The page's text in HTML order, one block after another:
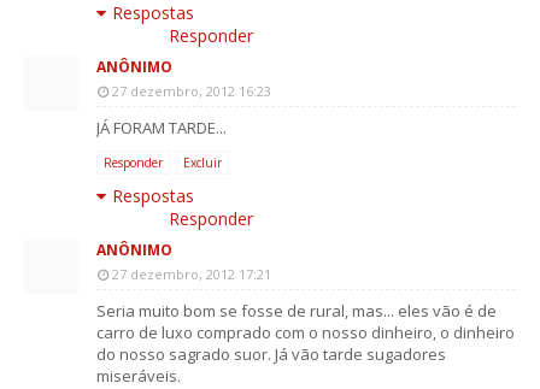
Respostas
Responder
ANÔNIMO
27 dezembro, 2012 16:23
JÁ FORAM TARDE...
Responder Excluir
Respostas
Responder
ANÔNIMO
27 dezembro, 2012 17:21
Seria muito bom se fosse de rural, mas... eles vão é de
carro de luxo comprado com o nosso dinheiro, o dinheiro
do nosso sagrado suor. Já vão tarde sugadores
miseráveis.